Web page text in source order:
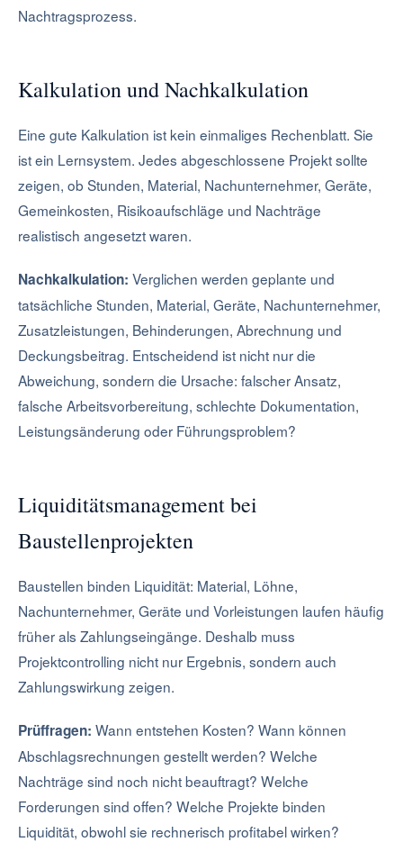
Nachtragsprozess.
Kalkulation und Nachkalkulation
Eine gute Kalkulation ist kein einmaliges Rechenblatt. Sie
ist ein Lernsystem. Jedes abgeschlossene Projekt sollte
zeigen, ob Stunden, Material, Nachunternehmer, Geräte,
Gemeinkosten, Risikoaufschläge und Nachträge
realistisch angesetzt waren.
Nachkalkulation: Verglichen werden geplante und
tatsächliche Stunden, Material, Geräte, Nachunternehmer,
Zusatzleistungen, Behinderungen, Abrechnung und
Deckungsbeitrag. Entscheidend ist nicht nur die
Abweichung, sondern die Ursache: falscher Ansatz,
falsche Arbeitsvorbereitung, schlechte Dokumentation,
Leistungsänderung oder Führungsproblem?
Liquiditätsmanagement bei
Baustellenprojekten
Baustellen binden Liquidität: Material, Löhne,
Nachunternehmer, Geräte und Vorleistungen laufen häufig
früher als Zahlungseingänge. Deshalb muss
Projektcontrolling nicht nur Ergebnis, sondern auch
Zahlungswirkung zeigen.
Prüffragen: Wann entstehen Kosten? Wann können
Abschlagsrechnungen gestellt werden? Welche
Nachträge sind noch nicht beauftragt? Welche
Forderungen sind offen? Welche Projekte binden
Liquidität, obwohl sie rechnerisch profitabel wirken?